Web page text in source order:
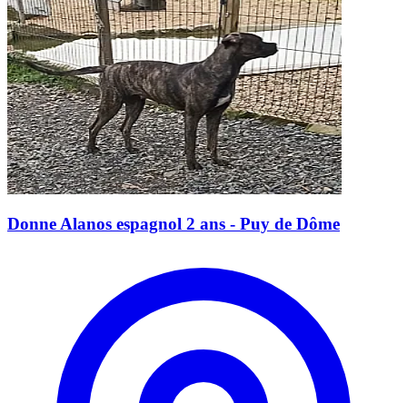
Donne Alanos espagnol 2 ans - Puy de Dôme